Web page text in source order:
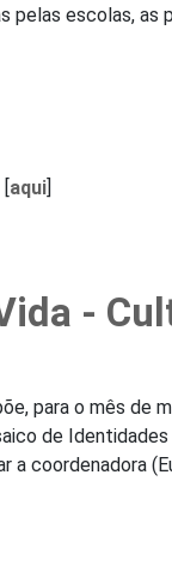
pelas escolas,
aqui
-
para o mês de
de
coordenadora